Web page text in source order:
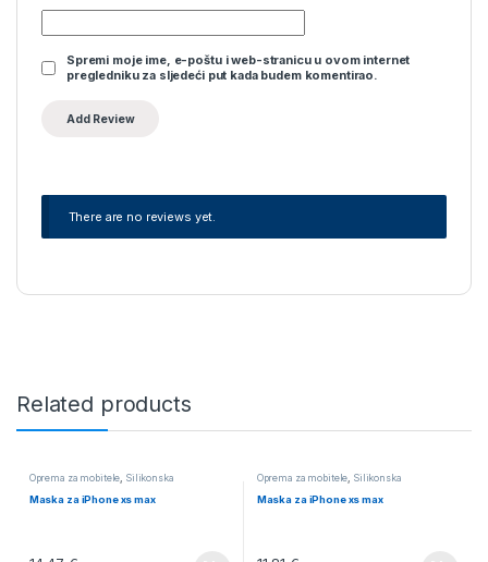
Spremi moje ime, e-poštu i web-stranicu u ovom internet
pregledniku za sljedeći put kada budem komentirao.
There are no reviews yet.
Related products
Oprema za mobitele, Silikonska
Maska za iPhone xs max
Oprema za mobitele, Silikonska
Maska za iPhone xs max